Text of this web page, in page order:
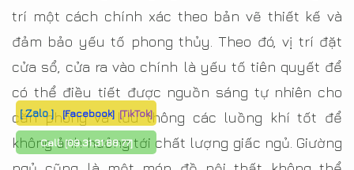
trí một cách chính xác theo bản vẽ thiết kế và
đảm bảo yếu tố phong thủy. Theo đó, vị trí đặt
cửa sổ, cửa ra vào chính là yếu tố tiên quyết để
có thể điều tiết được nguồn sáng tự nhiên cho
căn phòng và lưu thông các luồng khí tốt để
không ảnh hưởng tới chất lượng giấc ngủ. Giường
[ Zalo ] [Facebook] [TikTok]
Call:[09.31.31.88.77]